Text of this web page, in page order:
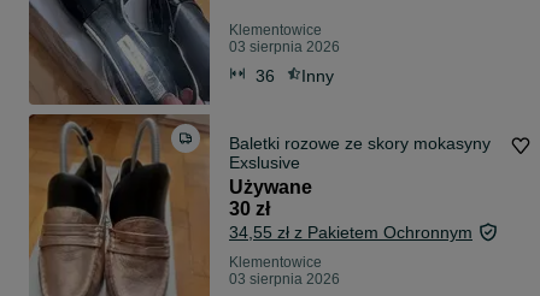
Klementowice
03 sierpnia 2026
36 Inny
Baletki rozowe ze skory mokasyny
Exslusive
Używane
30 zł
34,55 zł z Pakietem Ochronnym
Klementowice
03 sierpnia 2026